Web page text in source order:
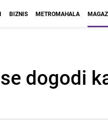
BIZNIS METROMAHALA
dogodi